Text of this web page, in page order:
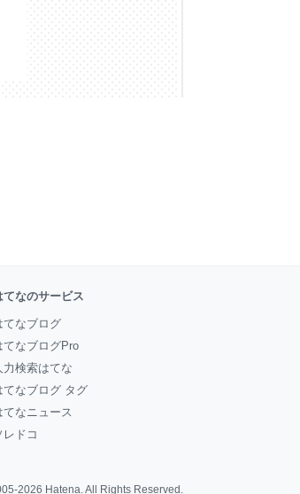
てなのサービス
てなブログ
てなブログPro
力検索はてな
てなブログ タグ
てなニュース
レドコ
2026 Hatena. All Rights Reserved.